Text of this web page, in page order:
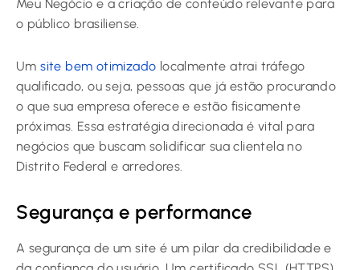
Meu Negócio e a criação de conteúdo relevante para
o público brasiliense.
Umsite bem otimizado localmente atrai tráfego
qualificado, ou seja, pessoas que já estão procurando
o que sua empresa oferece e estão fisicamente
próximas. Essa estratégia direcionada é vital para
negócios que buscam solidificar sua clientela no
Distrito Federal e arredores.
Segurança e performance
A segurança de um site é um pilar da credibilidade e